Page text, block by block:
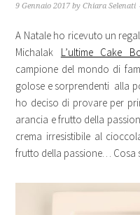
9 Gennaio 2017 byChiara Selenati
A Natale ho ricevuto un
Michalak L’ultime Cake
campione del mondo di
golose e sorprendenti alla
ho deciso di provare per
arancia e frutto della
crema irresistibile al
frutto della passione… Cosa